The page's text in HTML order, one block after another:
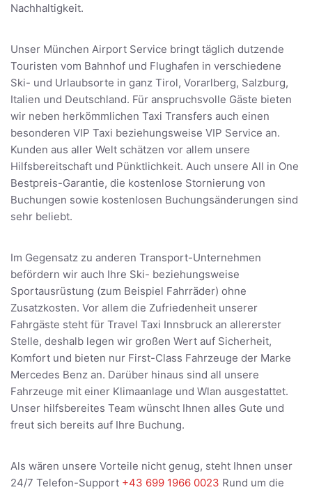
Nachhaltigkeit.
Unser München Airport Service bringt täglich dutzende
Touristen vom Bahnhof und Flughafen in verschiedene
Ski- und Urlaubsorte in ganz Tirol, Vorarlberg, Salzburg,
Italien und Deutschland. Für anspruchsvolle Gäste bieten
wir neben herkömmlichen Taxi Transfers auch einen
besonderen VIP Taxi beziehungsweise VIP Service an.
Kunden aus aller Welt schätzen vor allem unsere
Hilfsbereitschaft und Pünktlichkeit. Auch unsere All in One
Bestpreis-Garantie, die kostenlose Stornierung von
Buchungen sowie kostenlosen Buchungsänderungen sind
sehr beliebt.
Im Gegensatz zu anderen Transport-Unternehmen
befördern wir auch Ihre Ski- beziehungsweise
Sportausrüstung (zum Beispiel Fahrräder) ohne
Zusatzkosten. Vor allem die Zufriedenheit unserer
Fahrgäste steht für Travel Taxi Innsbruck an allererster
Stelle, deshalb legen wir großen Wert auf Sicherheit,
Komfort und bieten nur First-Class Fahrzeuge der Marke
Mercedes Benz an. Darüber hinaus sind all unsere
Fahrzeuge mit einer Klimaanlage und Wlan ausgestattet.
Unser hilfsbereites Team wünscht Ihnen alles Gute und
freut sich bereits auf Ihre Buchung.
Als wären unsere Vorteile nicht genug, steht Ihnen unser
24/7 Telefon-Support +43 699 1966 0023 Rund um die